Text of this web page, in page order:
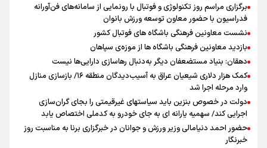
برگزاری مراسم روز تکنولوژی و فوتبال با رونمایی از سامانه‌های فن‌آورانه
فدراسیون با حضور معاون توسعه ورزش بانوان
نشست معاونین فرهنگی باشگاه های فوتبال کشور
بازدید معاونین فرهنگی باشگاه ها از موزه‌ی سپاهان
دهقان: بنیاد مستضعفان دیگر به‌دنبال رهاسازی دارایی‌ها نیست
کمک هزار دلاری شیعیان عراق به آسیب‌دیدگان منطقه ۱۶/ بازسازی منازل
وارد مرحله اجرا شد
دولت در خصوص بنزین باید سیاستهای غیرقیمتی را بجای گران‌سازی
اجرایی کند/ سهمیه یارانه ای به جای خودرو به کدملی اختصاص یابد
حضور احمد دنیامالی وزیر ورزش و جوانان در خبرگزاری برنا به مناسبت روز
خبرنگار